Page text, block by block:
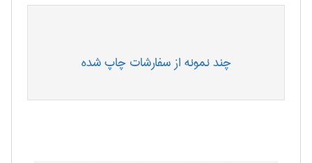
چند نمونه از سفارشات چاپ شده